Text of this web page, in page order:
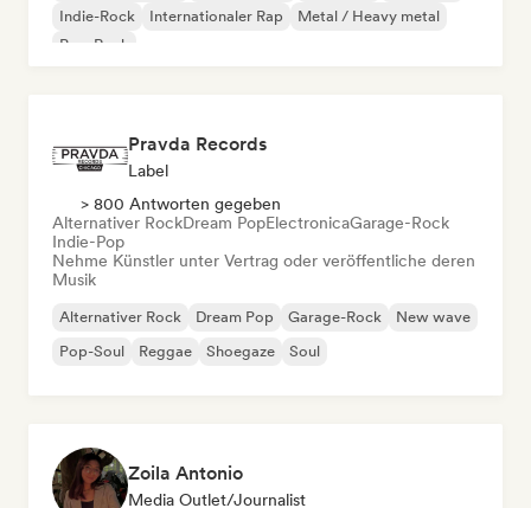
Indie-Rock
Internationaler Rap
Metal / Heavy metal
Pop-Rock
Pravda Records
Label
> 800 Antworten gegeben
Alternativer RockDream PopElectronicaGarage-Rock
Indie-Pop
Nehme Künstler unter Vertrag oder veröffentliche deren
Musik
Alternativer Rock Dream Pop Garage-Rock
New wave
Pop-Soul
Reggae Shoegaze Soul
Zoila Antonio
Media Outlet/Journalist